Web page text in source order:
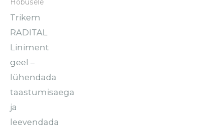
Hobusele
Trikem
RADITAL
Liniment
geel –
lühendada
taastumisaega
ja
leevendada
varianti.
Valikuid
saab
teha
tootelehel.